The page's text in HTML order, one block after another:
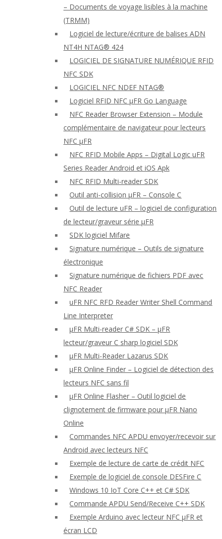
– Documents de voyage lisibles à la machine
(TRMM)
Logiciel de lecture/écriture de balises ADN
NT4H NTAG® 424
LOGICIEL DE SIGNATURE NUMÉRIQUE RFID
NFC SDK
LOGICIEL NFC NDEF NTAG®
Logiciel RFID NFC μFR Go Language
NFC Reader Browser Extension – Module
complémentaire de navigateur pour lecteurs
NFC μFR
NFC RFID Mobile Apps – Digital Logic uFR
Series Reader Android et iOS Apk
NFC RFID Multi-reader SDK
Outil anti-collision μFR – Console C
Outil de lecture uFR – logiciel de configuration
de lecteur/graveur série μFR
SDK logiciel Mifare
Signature numérique – Outils de signature
électronique
Signature numérique de fichiers PDF avec
NFC Reader
uFR NFC RFD Reader Writer Shell Command
Line Interpreter
μFR Multi-reader C# SDK – μFR
lecteur/graveur C sharp logiciel SDK
μFR Multi-Reader Lazarus SDK
μFR Online Finder – Logiciel de détection des
lecteurs NFC sans fil
μFR Online Flasher – Outil logiciel de
clignotement de firmware pour μFR Nano
Online
Commandes NFC APDU envoyer/recevoir sur
Android avec lecteurs NFC
Exemple de lecture de carte de crédit NFC
Exemple de logiciel de console DESFire C
Windows 10 IoT Core C++ et C# SDK
Commande APDU Send/Receive C++ SDK
Exemple Arduino avec lecteur NFC μFR et
écran LCD